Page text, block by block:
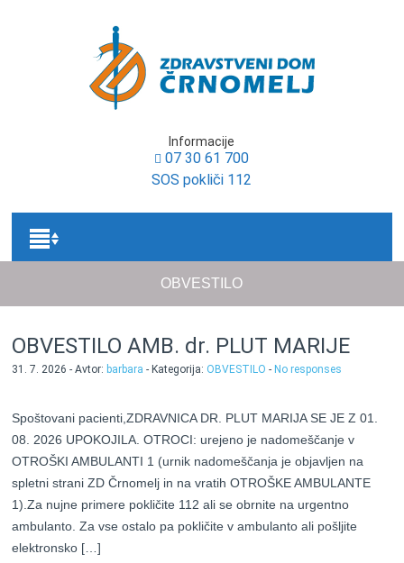
Informacije
07 30 61 700
SOS pokliči 112
OBVESTILO
OBVESTILO AMB. dr. PLUT MARIJE
31. 7. 2026 - Avtor: barbara - Kategorija: OBVESTILO - No responses
Spoštovani pacienti,ZDRAVNICA DR. PLUT MARIJA SE JE Z 01.
08. 2026 UPOKOJILA. OTROCI: urejeno je nadomeščanje v
OTROŠKI AMBULANTI 1 (urnik nadomeščanja je objavljen na
spletni strani ZD Črnomelj in na vratih OTROŠKE AMBULANTE
1).Za nujne primere pokličite 112 ali se obrnite na urgentno
ambulanto. Za vse ostalo pa pokličite v ambulanto ali pošljite
elektronsko […]